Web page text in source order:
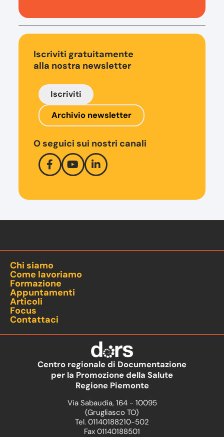
Iscriviti gratuitamente
alla nostra newsletter
Iscriviti
Archivio newsletter
O seguici sui nostri canali
Chi siamo
Come lavoriamo
Formazione
Appuntamenti
Articoli
Focus
Contattaci
Centro regionale di Documentazione
per la Promozione della Salute
Regione Piemonte
Via Sabaudia, 164 - 10095
(Grugliasco TO)
Tel. 01140188210-502
Fax 01140188501